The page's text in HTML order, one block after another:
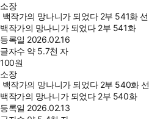
소장
백작가의 망나니가 되었다 2부 541화
백작가의 망나니가 되었다 2부 541화
등록일 2026.02.16
글자수 약 5.7천 자
100원
소장
백작가의 망나니가 되었다 2부 540화
백작가의 망나니가 되었다 2부 540화
등록일 2026.02.13